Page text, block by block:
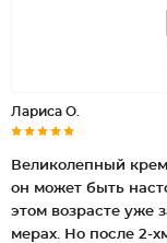
Лариса О.
Великолепный
он может быть
этом возрасте уже
мерах. Но после 2-